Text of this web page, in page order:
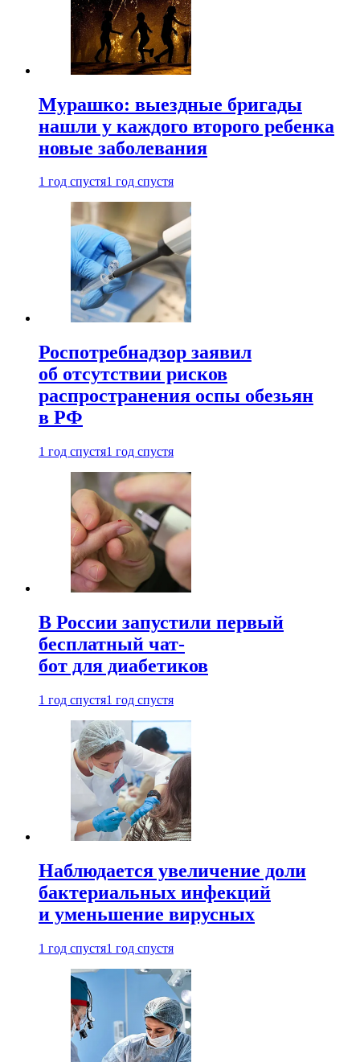
Мурашко: выездные бригады
нашли у каждого второго ребенка
новые заболевания
1 год спустя1 год спустя
Роспотребнадзор заявил
об отсутствии рисков
распространения оспы обезьян
в РФ
1 год спустя1 год спустя
В России запустили первый
бесплатный чат-
бот для диабетиков
1 год спустя1 год спустя
Наблюдается увеличение доли
бактериальных инфекций
и уменьшение вирусных
1 год спустя1 год спустя